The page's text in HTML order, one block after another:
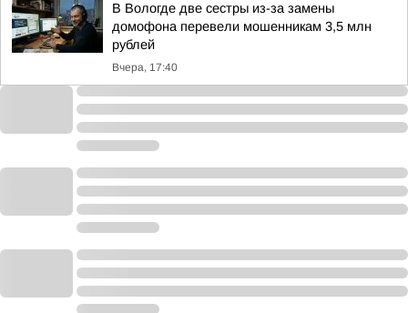
В Вологде две сестры из-за замены
домофона перевели мошенникам 3,5 млн
рублей
Вчера, 17:40